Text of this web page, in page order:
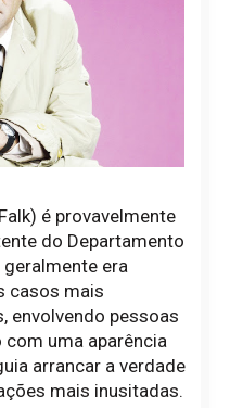
é provavelmente
do Departamento
geralmente era
casos mais
envolvendo pessoas
uma aparência
arrancar a verdade
mais inusitadas.